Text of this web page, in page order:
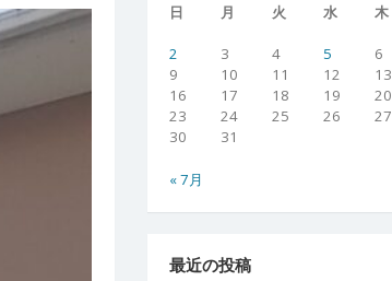
日
月 火 水 木
2
3 4 5 6
9
10 11 12 13
16
17 18 19 20
23
24 25 26 27
30
31
« 7月
最近の投稿